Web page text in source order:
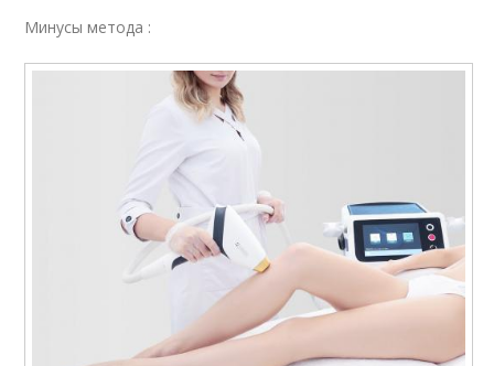
Минусы метода :